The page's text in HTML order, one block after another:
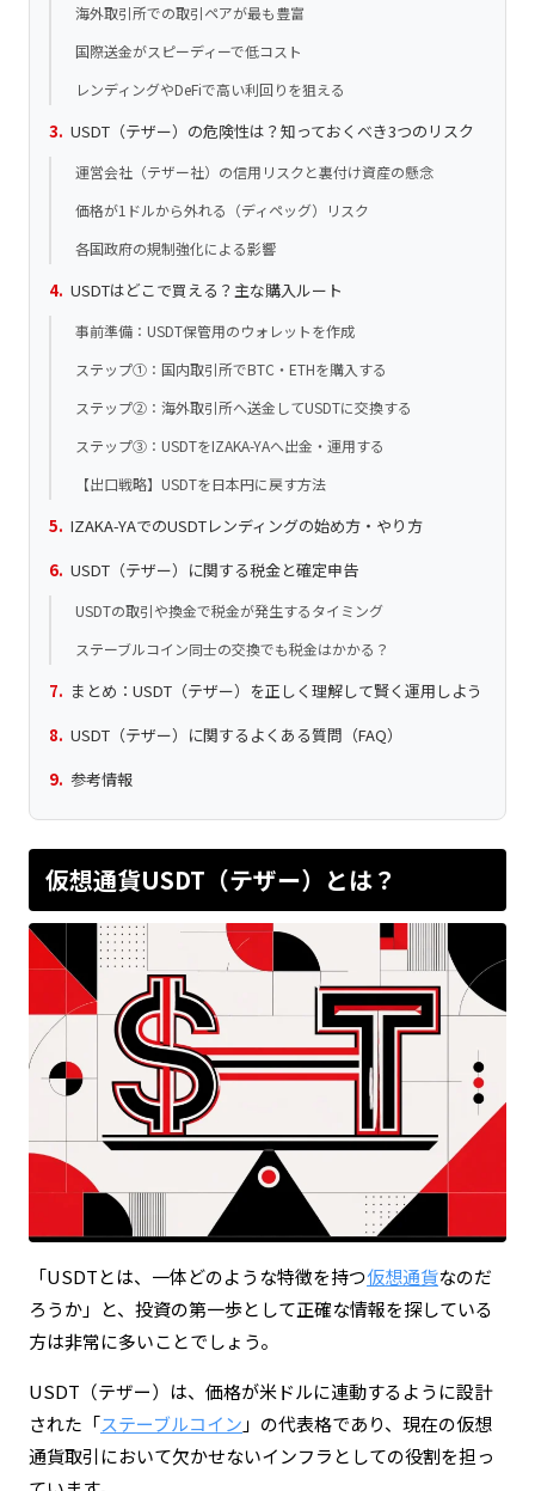
海外取引所での取引ペアが最も豊富
国際送金がスピーディーで低コスト
レンディングやDeFiで高い利回りを狙える
USDT（テザー）の危険性は？知っておくべき3つのリスク
運営会社（テザー社）の信用リスクと裏付け資産の懸念
価格が1ドルから外れる（ディペッグ）リスク
各国政府の規制強化による影響
USDTはどこで買える？主な購入ルート
事前準備：USDT保管用のウォレットを作成
ステップ①：国内取引所でBTC・ETHを購入する
ステップ②：海外取引所へ送金してUSDTに交換する
ステップ③：USDTをIZAKA-YAへ出金・運用する
【出口戦略】USDTを日本円に戻す方法
IZAKA-YAでのUSDTレンディングの始め方・やり方
USDT（テザー）に関する税金と確定申告
USDTの取引や換金で税金が発生するタイミング
ステーブルコイン同士の交換でも税金はかかる？
まとめ：USDT（テザー）を正しく理解して賢く運用しよう
USDT（テザー）に関するよくある質問（FAQ）
参考情報
仮想通貨USDT（テザー）とは？
「USDTとは、一体どのような特徴を持つ仮想通貨なのだ
ろうか」と、投資の第一歩として正確な情報を探している
方は非常に多いことでしょう。
USDT（テザー）は、価格が米ドルに連動するように設計
された「ステーブルコイン 」の代表格であり、現在の仮想
通貨取引において欠かせないインフラとしての役割を担っ